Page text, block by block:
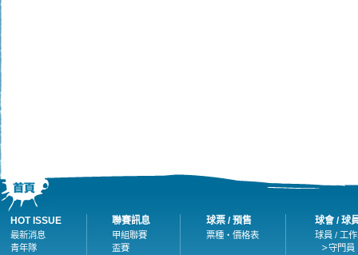
HOT ISSUE
最新消息
青年隊
聯賽訊息
甲組聯賽
盃賽
球票 / 預售
票種・價格表
球會 / 球
球員 / 工
守門員